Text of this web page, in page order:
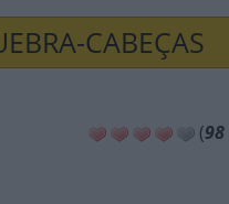
CABEÇAS
(98